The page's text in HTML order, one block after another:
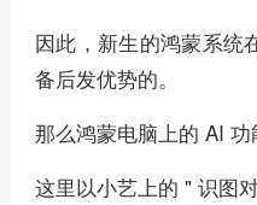
因此，新生的鸿蒙系统
备后发优势的。
那么鸿蒙电脑上的 AI
这里以小艺上的 " 识图